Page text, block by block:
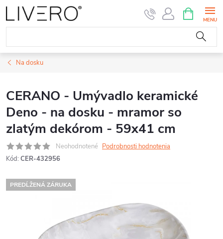
Prejsť
na
obsah
KOŠÍK
Na dosku
CERANO - Umývadlo keramické
Deno - na dosku - mramor so
zlatým dekórom - 59x41 cm
Neohodnotené Podrobnosti hodnotenia
Kód: CER-432956
PREDĹŽENÁ ZÁRUKA